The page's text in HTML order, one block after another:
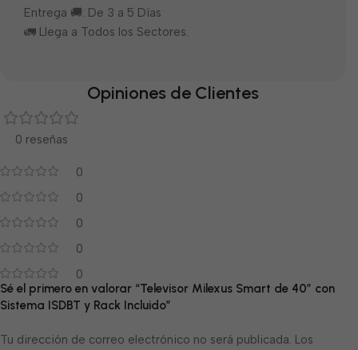
Entrega 🚚: De 3 a 5 Días
🚛 Llega a Todos los Sectores.
Opiniones de Clientes
0 reseñas
0
0
0
0
0
Sé el primero en valorar “Televisor Milexus Smart de 40″ con
Sistema ISDBT y Rack Incluido”
Tu dirección de correo electrónico no será publicada. Los